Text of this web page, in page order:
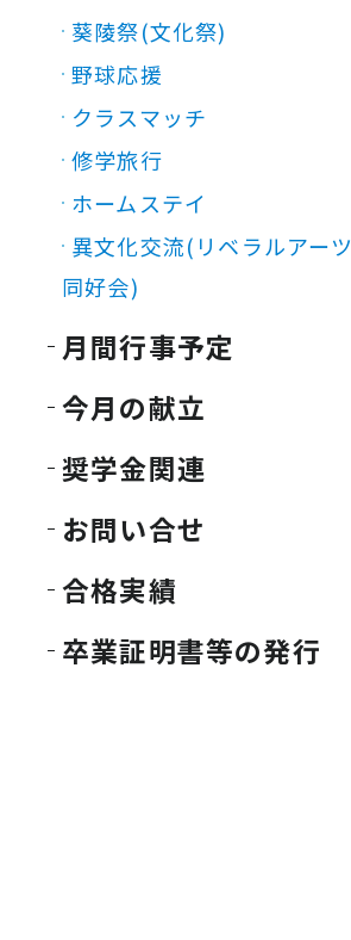
葵陵祭(文化祭)
野球応援
クラスマッチ
修学旅行
ホームステイ
異文化交流(リベラルアーツ
同好会)
月間行事予定
今月の献立
奨学金関連
お問い合せ
合格実績
卒業証明書等の発行